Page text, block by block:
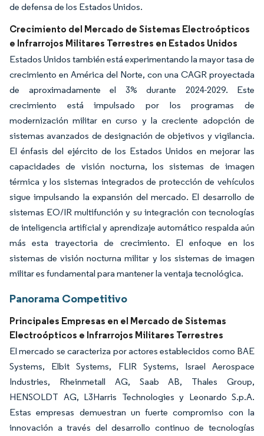
de defensa de los Estados Unidos.
Crecimiento del Mercado de Sistemas Electroópticos
e Infrarrojos Militares Terrestres en Estados Unidos
Estados Unidos también está experimentando la mayor tasa de
crecimiento en América del Norte, con una CAGR proyectada
de aproximadamente el 3% durante 2024-2029. Este
crecimiento está impulsado por los programas de
modernización militar en curso y la creciente adopción de
sistemas avanzados de designación de objetivos y vigilancia.
El énfasis del ejército de los Estados Unidos en mejorar las
capacidades de visión nocturna, los sistemas de imagen
térmica y los sistemas integrados de protección de vehículos
sigue impulsando la expansión del mercado. El desarrollo de
sistemas EO/IR multifunción y su integración con tecnologías
de inteligencia artificial y aprendizaje automático respalda aún
más esta trayectoria de crecimiento. El enfoque en los
sistemas de visión nocturna militar y los sistemas de imagen
militar es fundamental para mantener la ventaja tecnológica.
Panorama Competitivo
Principales Empresas en el Mercado de Sistemas
Electroópticos e Infrarrojos Militares Terrestres
El mercado se caracteriza por actores establecidos como BAE
Systems, Elbit Systems, FLIR Systems, Israel Aerospace
Industries, Rheinmetall AG, Saab AB, Thales Group,
HENSOLDT AG, L3Harris Technologies y Leonardo S.p.A.
Estas empresas demuestran un fuerte compromiso con la
innovación a través del desarrollo continuo de tecnologías